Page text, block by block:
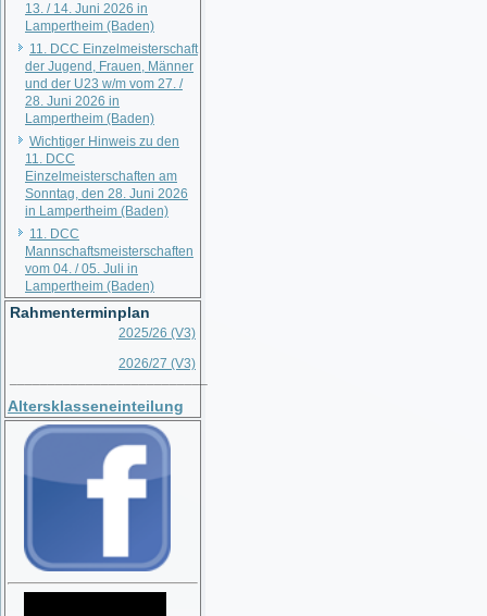
13. / 14. Juni 2026 in
Lampertheim (Baden)
11. DCC Einzelmeisterschaft
der Jugend, Frauen, Männer
und der U23 w/m vom 27. /
28. Juni 2026 in
Lampertheim (Baden)
Wichtiger Hinweis zu den
11. DCC
Einzelmeisterschaften am
Sonntag, den 28. Juni 2026
in Lampertheim (Baden)
11. DCC
Mannschaftsmeisterschaften
vom 04. / 05. Juli in
Lampertheim (Baden)
Rahmenterminplan
2025/26 (V3)
2026/27 (V3)
Altersklasseneinteilung